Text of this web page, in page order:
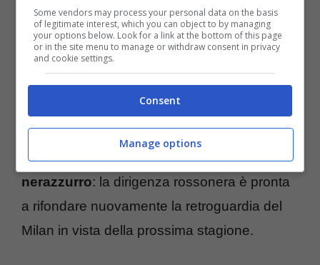
Di proprietà del PSG, attualmente Skriniar è
in prestito al Fenerbahce: il club turco è
pronto a sborsare 10 milioni di euro per
l’acquisto a titolo definitivo.
Madrid e Tottenham hanno mostrato un
grande interessamento per l’ex
nerazzurro: la dirigenza rossonera è pronta
a rifondare nuovamente la retroguardia del
Milan in vista della prossima stagione.
Some vendors may process your personal data on the basis
of legitimate interest, which you can object to by managing
your options below. Look for a link at the bottom of this page
or in the site menu to manage or withdraw consent in privacy
and cookie settings.
Consent
Manage options